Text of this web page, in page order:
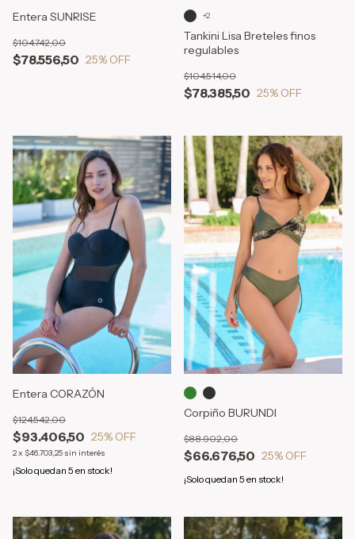
Entera SUNRISE
$78.556,50
$104.742,00
25% OFF
Tankini Lisa Breteles finos
regulables
$78.385,50
$104.514,00
25% OFF
+2
Entera CORAZÓN
$93.406,50
$124.542,00
25% OFF
2x $46.703,25 sin interés
¡Solo quedan 5 en stock!
Corpiño BURUNDI
$66.676,50
$88.902,00
25% OFF
¡Solo quedan 5 en stock!